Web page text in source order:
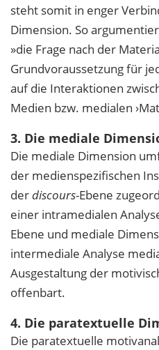
steht somit in enger
Dimension. So
»die Frage nach der
Grundvoraussetzung für
auf die Interaktionen
Medien bzw. medialen
3. Die mediale
Die mediale Dimension
der medienspezifischen
derdiscours-Ebene
einer intramedialen
Ebene und mediale
intermediale Analyse
Ausgestaltung der
offenbart.
4. Die paratextuelle
Die paratextuelle